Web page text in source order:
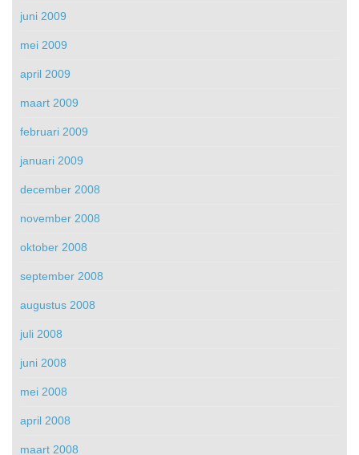
juni 2009
mei 2009
april 2009
maart 2009
februari 2009
januari 2009
december 2008
november 2008
oktober 2008
september 2008
augustus 2008
juli 2008
juni 2008
mei 2008
april 2008
maart 2008